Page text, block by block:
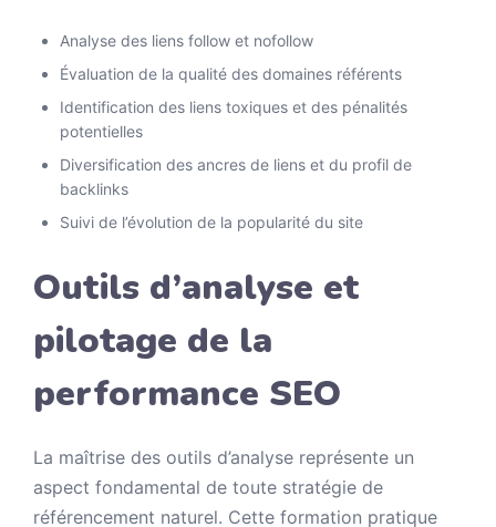
Analyse des liens follow et nofollow
Évaluation de la qualité des domaines référents
Identification des liens toxiques et des pénalités
potentielles
Diversification des ancres de liens et du profil de
backlinks
Suivi de l’évolution de la popularité du site
Outils d’analyse et
pilotage de la
performance SEO
La maîtrise des outils d’analyse représente un
aspect fondamental de toute stratégie de
référencement naturel. Cette formation pratique